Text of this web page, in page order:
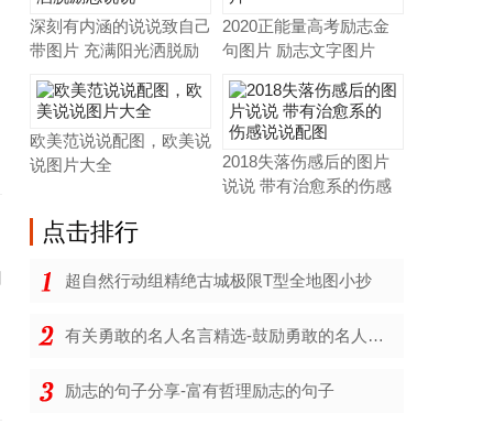
深刻有内涵的说说致自己
带图片 充满阳光洒脱励
2020正能量高考励志金
句图片 励志文字图片
欧美范说说配图，欧美说
说图片大全
2018失落伤感后的图片
说说 带有治愈系的伤感
点击排行
超自然行动组精绝古城极限T型全地图小抄
有关勇敢的名人名言精选-鼓励勇敢的名人名言
励志的句子分享-富有哲理励志的句子